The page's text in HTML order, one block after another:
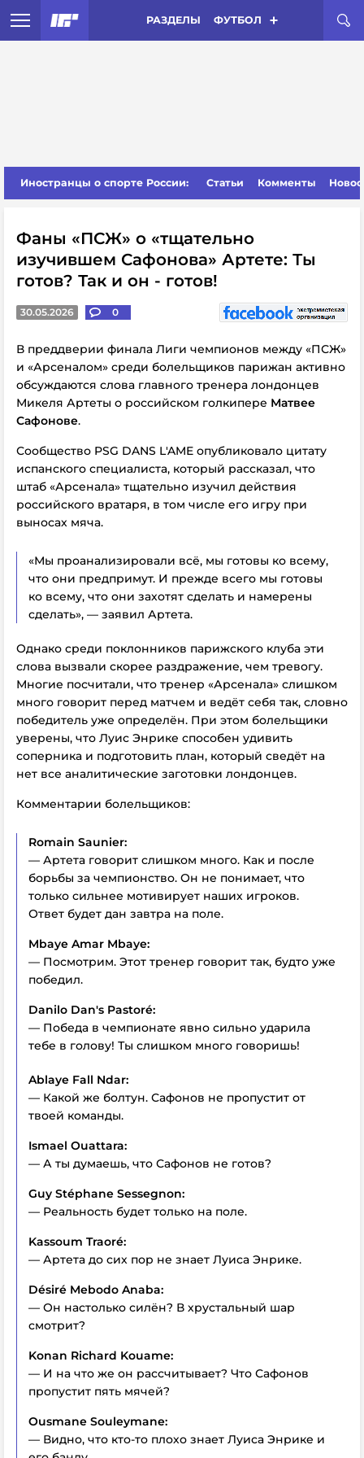
РАЗДЕЛЫ ФУТБОЛ
Иностранцы о спорте России: Статьи Комменты
Фаны «ПСЖ» о «тщательно
изучившем Сафонова» Артете: Ты
готов? Так и он - готов!
30.05.2026 0
В преддверии финала Лиги чемпионов между «ПСЖ»
и «Арсеналом» среди болельщиков парижан активно
обсуждаются слова главного тренера лондонцев
Микеля Артеты о российском голкипере Матвее
Сафонове.
Сообщество PSG DANS L'AME опубликовало цитату
испанского специалиста, который рассказал, что
штаб «Арсенала» тщательно изучил действия
российского вратаря, в том числе его игру при
выносах мяча.
«Мы проанализировали всё, мы готовы ко всему,
что они предпримут. И прежде всего мы готовы
ко всему, что они захотят сделать и намерены
сделать», — заявил Артета.
Однако среди поклонников парижского клуба эти
слова вызвали скорее раздражение, чем тревогу.
Многие посчитали, что тренер «Арсенала» слишком
много говорит перед матчем и ведёт себя так, словно
победитель уже определён. При этом болельщики
уверены, что Луис Энрике способен удивить
соперника и подготовить план, который сведёт на
нет все аналитические заготовки лондонцев.
Комментарии болельщиков:
Romain Saunier:
— Артета говорит слишком много. Как и после
борьбы за чемпионство. Он не понимает, что
только сильнее мотивирует наших игроков.
Ответ будет дан завтра на поле.
Mbaye Amar Mbaye:
— Посмотрим. Этот тренер говорит так, будто уже
победил.
Danilo Dan's Pastoré:
— Победа в чемпионате явно сильно ударила
тебе в голову! Ты слишком много говоришь!
Ablaye Fall Ndar:
— Какой же болтун. Сафонов не пропустит от
твоей команды.
Ismael Ouattara:
— А ты думаешь, что Сафонов не готов?
Guy Stéphane Sessegnon:
— Реальность будет только на поле.
Kassoum Traoré:
— Артета до сих пор не знает Луиса Энрике.
Désiré Mebodo Anaba:
— Он настолько силён? В хрустальный шар
смотрит?
Konan Richard Kouame:
— И на что же он рассчитывает? Что Сафонов
пропустит пять мячей?
Ousmane Souleymane:
— Видно, что кто-то плохо знает Луиса Энрике и